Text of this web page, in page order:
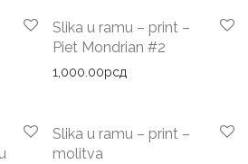
Slika u ramu – print –
Piet Mondrian #2
1,000.00рсд
Slika u ramu – print –
molitva